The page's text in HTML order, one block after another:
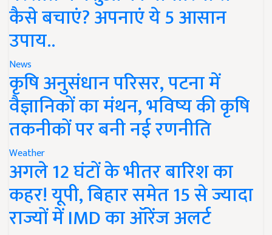
कैसे बचाएं? अपनाएं ये 5 आसान
उपाय..
News
कृषि अनुसंधान परिसर, पटना में
वैज्ञानिकों का मंथन, भविष्य की कृषि
तकनीकों पर बनी नई रणनीति
Weather
अगले 12 घंटों के भीतर बारिश का
कहर! यूपी, बिहार समेत 15 से ज्यादा
राज्यों में IMD का ऑरेंज अलर्ट